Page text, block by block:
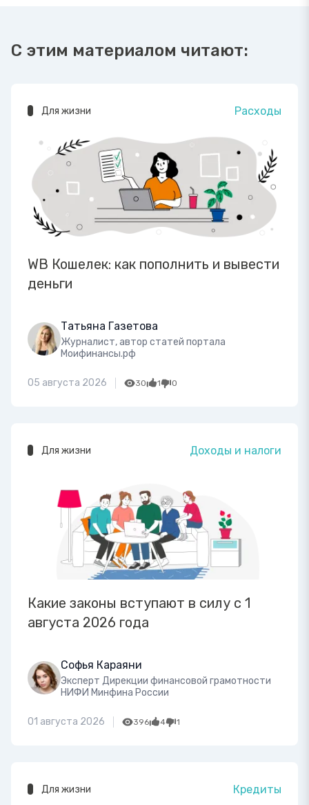
С этим материалом читают:
Для жизни Расходы
WB Кошелек: как пополнить и вывести
деньги
Татьяна Газетова
Журналист, автор статей портала
Моифинансы.рф
05 августа 2026 30 1 0
Для жизни Доходы и налоги
Какие законы вступают в силу с 1
августа 2026 года
Софья Караяни
Эксперт Дирекции финансовой грамотности
НИФИ Минфина России
01 августа 2026 396 4 1
Для жизни Кредиты